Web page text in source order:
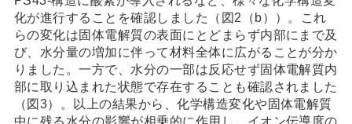
化が進行することを確認しました（図2（b））。これ
らの変化は固体電解質の表面にとどまらず内部にまで及
び、水分量の増加に伴って材料全体に広がることが分か
りました。一方で、水分の一部は反応せず固体電解質内
部に取り込まれた状態で存在することも確認されました
（図3）。以上の結果から、化学構造変化や固体電解質